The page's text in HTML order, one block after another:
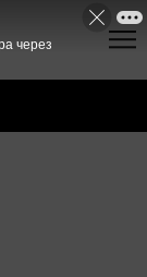
через